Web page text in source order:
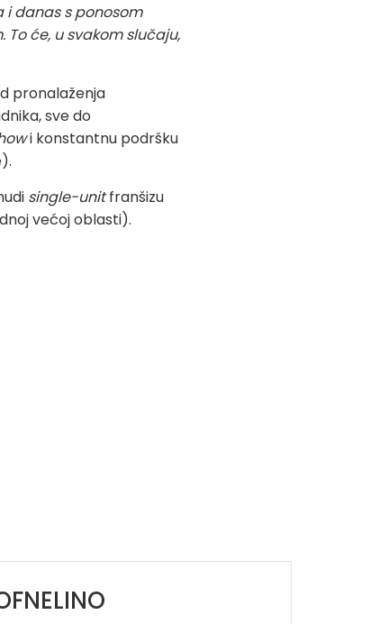
i danas s ponosom
će, u svakom slučaju,
pronalaženja
sve do
i konstantnu podršku
single-unitfranšizu
većoj oblasti).